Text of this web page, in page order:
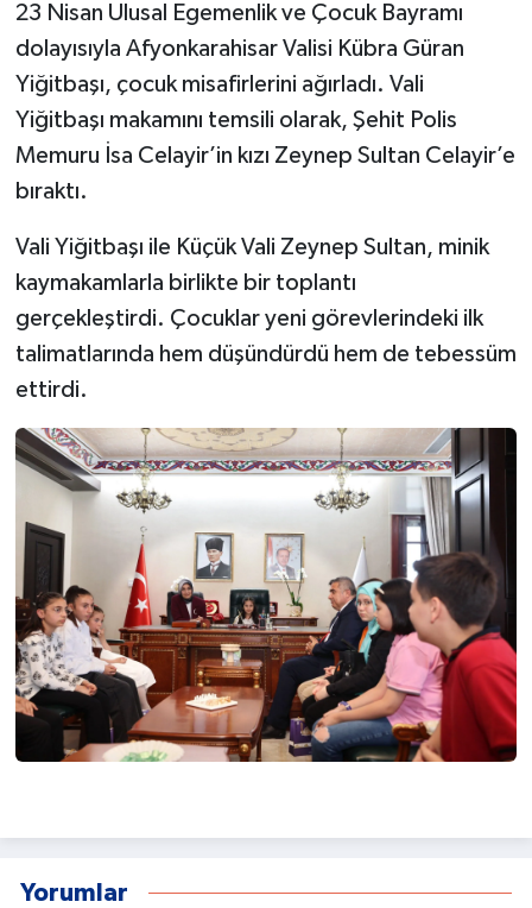
23 Nisan Ulusal Egemenlik ve Çocuk Bayramı
dolayısıyla Afyonkarahisar Valisi Kübra Güran
Yiğitbaşı, çocuk misafirlerini ağırladı. Vali
Yiğitbaşı makamını temsili olarak, Şehit Polis
Memuru İsa Celayir’in kızı Zeynep Sultan Celayir’e
bıraktı.
Vali Yiğitbaşı ile Küçük Vali Zeynep Sultan, minik
kaymakamlarla birlikte bir toplantı
gerçekleştirdi. Çocuklar yeni görevlerindeki ilk
talimatlarında hem düşündürdü hem de tebessüm
ettirdi.
Yorumlar